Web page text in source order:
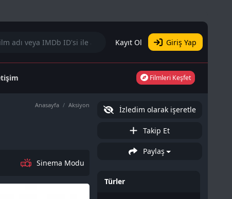
Kayıt Ol Giriş Yap
Filmleri Keşfet
Anasayfa Aksiyon
Sinema Modu
İzledim olarak işeretle
Takip Et
Paylaş
Türler